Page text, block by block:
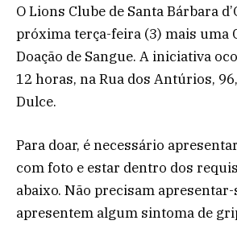
O Lions Clube de Santa Bárbara
próxima terça-feira (3) mais uma
Doação de Sangue. A iniciativa
12 horas, na Rua dos Antúrios,
Dulce.
Para doar, é necessário
com foto e estar dentro dos
abaixo. Não precisam
apresentem algum sintoma de